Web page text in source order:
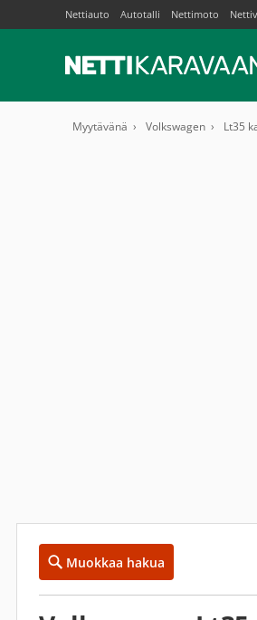
Nettiauto Autotalli Nettimoto
Myytävänä Volkswagen Lt35
Muokkaa hakua